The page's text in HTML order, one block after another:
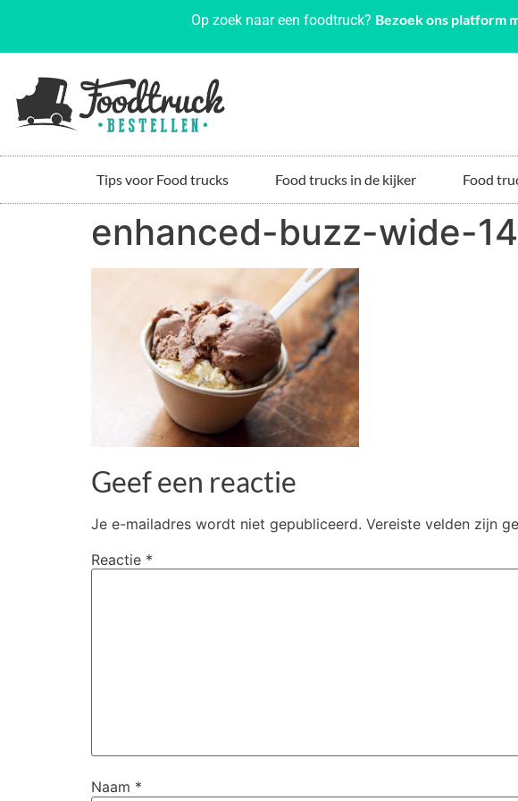
Op zoek naar een foodtruck? Bezoek ons platform
Tips voor Food trucks Food trucks in de kijker Food
enhanced-buzz-wide-
Geef een reactie
Je e-mailadres wordt niet gepubliceerd. Vereiste velden zijn
Reactie *
Naam *